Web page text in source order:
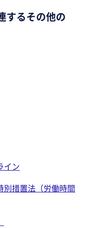
するその他の
イン
別措置法（労働時間